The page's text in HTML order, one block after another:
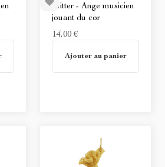
Glitter - Ange musicien
jouant du cor
14,00 €
Ajouter au panier